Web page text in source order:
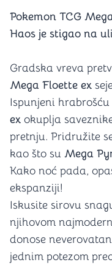
Pokemon TCG
Haos je stigao na
Gradska vreva
Mega Floette ex
Ispunjeni
ex okuplja
pretnju. Pridružite
kao što su Mega
Kako noć pada,
ekspanziji!
Iskusite sirovu
njihovom
donose
jednim potezom